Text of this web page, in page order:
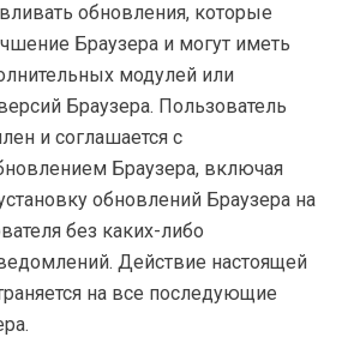
обновления, которые
Браузера и могут иметь
модулей или
Браузера. Пользователь
и соглашается с
Браузера, включая
обновлений Браузера на
без каких-либо
Действие настоящей
на все последующие